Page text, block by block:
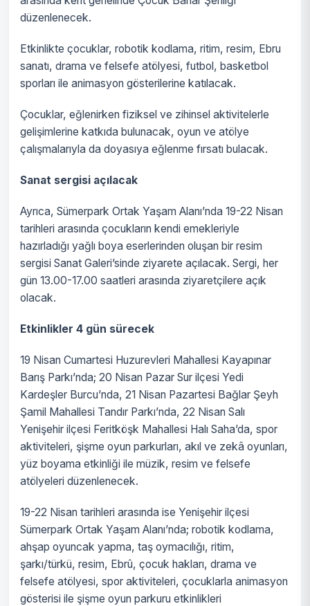
düzenlenecek.
Etkinlikte çocuklar, robotik kodlama, ritim, resim, Ebru
sanatı, drama ve felsefe atölyesi, futbol, basketbol
sporları ile animasyon gösterilerine katılacak.
Çocuklar, eğlenirken fiziksel ve zihinsel aktivitelerle
gelişimlerine katkıda bulunacak, oyun ve atölye
çalışmalarıyla da doyasıya eğlenme fırsatı bulacak.
Sanat sergisi açılacak
Ayrıca, Sümerpark Ortak Yaşam Alanı’nda 19-22 Nisan
tarihleri arasında çocukların kendi emekleriyle
hazırladığı yağlı boya eserlerinden oluşan bir resim
sergisi Sanat Galeri’sinde ziyarete açılacak. Sergi, her
gün 13.00-17.00 saatleri arasında ziyaretçilere açık
olacak.
Etkinlikler 4 gün sürecek
19 Nisan Cumartesi Huzurevleri Mahallesi Kayapınar
Barış Parkı’nda; 20 Nisan Pazar Sur ilçesi Yedi
Kardeşler Burcu’nda, 21 Nisan Pazartesi Bağlar Şeyh
Şamil Mahallesi Tandır Parkı’nda, 22 Nisan Salı
Yenişehir ilçesi Feritköşk Mahallesi Halı Saha’da, spor
aktiviteleri, şişme oyun parkurları, akıl ve zekâ oyunları,
yüz boyama etkinliği ile müzik, resim ve felsefe
atölyeleri düzenlenecek.
19-22 Nisan tarihleri arasında ise Yenişehir ilçesi
Sümerpark Ortak Yaşam Alanı’nda; robotik kodlama,
ahşap oyuncak yapma, taş oymacılığı, ritim,
şarkı/türkü, resim, Ebrû, çocuk hakları, drama ve
felsefe atölyesi, spor aktiviteleri, çocuklarla animasyon
gösterisi ile şişme oyun parkuru etkinlikleri